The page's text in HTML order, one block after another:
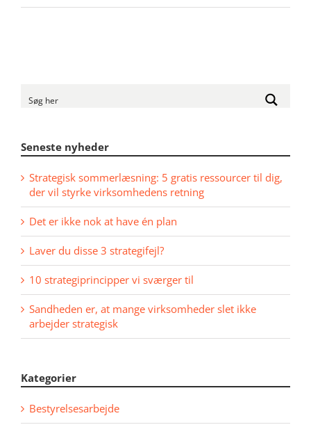
Seneste nyheder
Strategisk sommerlæsning: 5 gratis ressourcer til dig,
der vil styrke virksomhedens retning
Det er ikke nok at have én plan
Laver du disse 3 strategifejl?
10 strategiprincipper vi sværger til
Sandheden er, at mange virksomheder slet ikke
arbejder strategisk
Kategorier
Bestyrelsesarbejde